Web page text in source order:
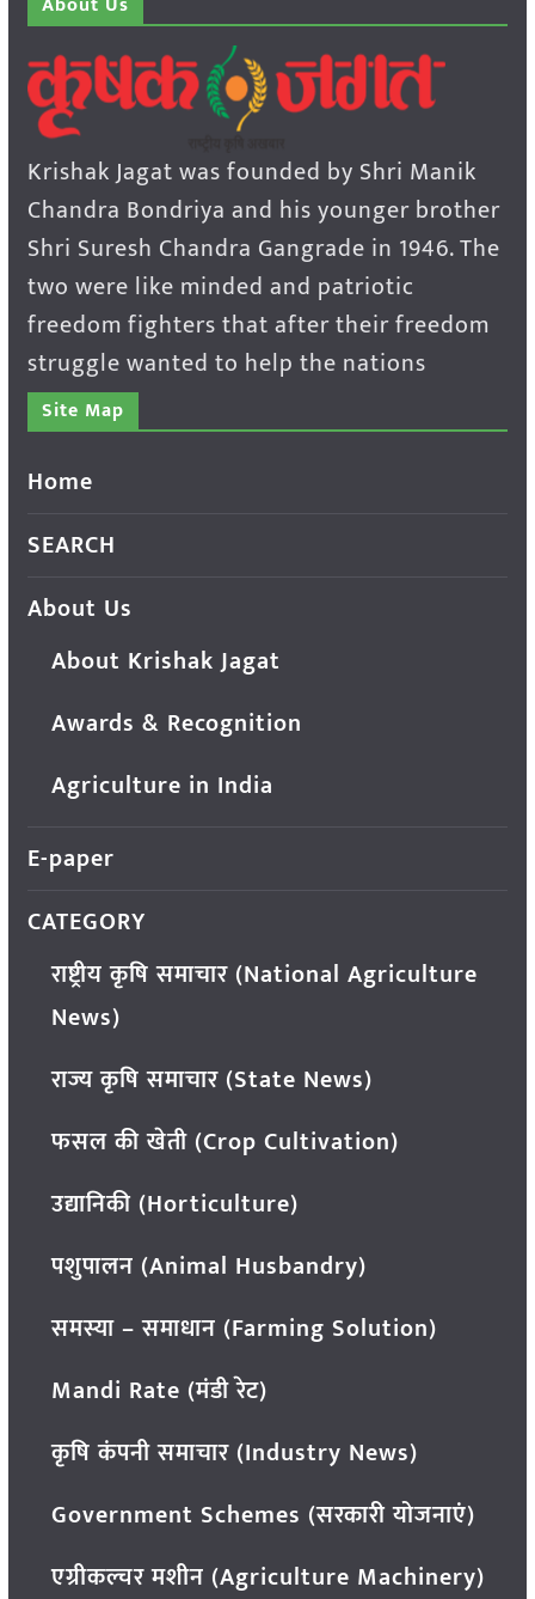
Krishak Jagat was founded by Shri Manik
Chandra Bondriya and his younger brother
Shri Suresh Chandra Gangrade in 1946. The
two were like minded and patriotic
freedom fighters that after their freedom
struggle wanted to help the nations
Site Map
Home
SEARCH
About Us
About Krishak Jagat
Awards & Recognition
Agriculture in India
E-paper
CATEGORY
राष्ट्रीय कृषि समाचार (National Agriculture
News)
राज्य कृषि समाचार (State News)
फसल की खेती (Crop Cultivation)
उद्यानिकी (Horticulture)
पशुपालन (Animal Husbandry)
समस्या – समाधान (Farming Solution)
Mandi Rate (मंडी रेट)
कृषि कंपनी समाचार (Industry News)
Government Schemes (सरकारी योजनाएं)
एग्रीकल्चर मशीन (Agriculture Machinery)